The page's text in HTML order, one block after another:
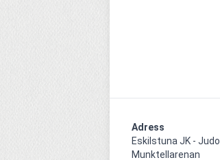
Adress
Eskilstuna JK - Judo
Munktellarenan